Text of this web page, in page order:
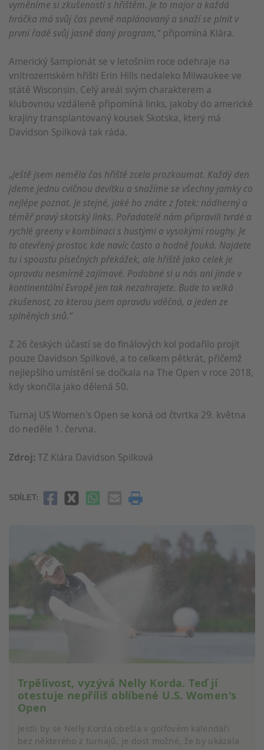
vyměníme si zkušenosti s hřištěm. Je to major a každá
hráčka má svůj čas pevně naplánovaný a snaží se plnit v
první řadě svůj jasně daný program,“připomíná Klára.
Americký šampionát se v letošním roce odehraje na
vnitrozemském hřišti Erin Hills nedaleko Milwaukee ve
státě Wisconsin. Celý areál svým charakterem a
klubovnou vzdáleně připomíná links, jakoby do americké
krajiny transplantovaný kousek Skotska, který má
Davidson Spilková tak ráda.
„Ještě jsem neměla čas hřiště zcela prozkoumat. Každý den
jdeme jednu cvičnou devítku a snažíme se všechny jamky co
nejlépe poznat. Je stejné, jaké ho znáte z fotek: nádherný a
téměř pravý skotský links. Pořadatelé nám připravili tvrdé a
rychlé greeny v kombinaci s hustými a vysokými roughy. Je
to otevřený prostor, kde navíc často a hodně fouká. Najdete
tu i spoustu písečných překážek, ale hřiště jako celek je
opravdu nesmírně zajímavé. Podobné si u nás ani jinde v
kontinentální Evropě jen tak nezahrajete. Bude to velká
zkušenost, za kterou jsem opravdu vděčná, a jeden ze
splněných snů.“
Z 26 českých účastí se do finálových kol podařilo projít
pouze Davidson Spilkové, a to celkem pětkrát, přičemž
nejlepšího umístění se dočkala na The Open v roce 2018,
kdy skončila jako dělená 50.
Turnaj US Women's Open se koná od čtvrtka 29. května
do neděle 1. června.
Zdroj: TZ Klára Davidson Spilková
SDÍLET:
Trpělivost, vyzývá Nelly Korda. Teď jí
otestuje nepříliš oblíbené U.S. Women's
Open
Jestli by se Nelly Korda obešla v golfovém kalendáři
bez některého z turnajů, je dost možné, že by ukázala